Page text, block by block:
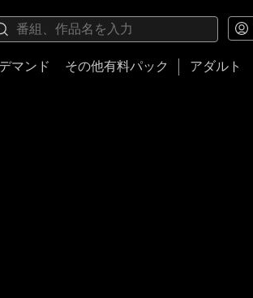
マンド その他有料パック アダルト